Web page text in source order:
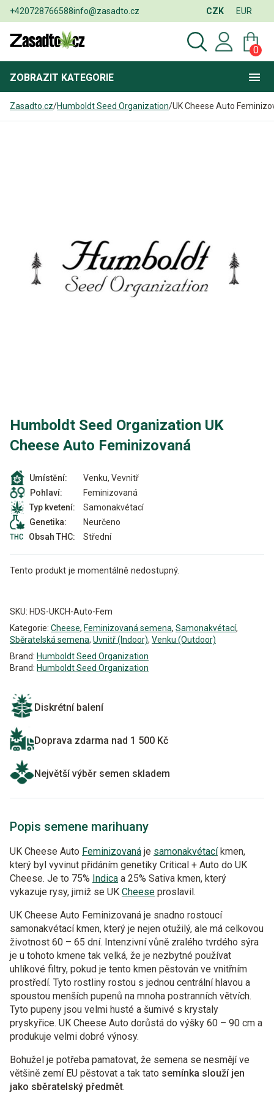
+420728766588info@zasadto.cz CZK EUR
0
ZOBRAZIT KATEGORIE
Zasadto.cz/Humboldt Seed Organization/UK Cheese Auto
Humboldt Seed Organization UK
Cheese Auto Feminizovaná
Umístění:
Venku, Vevnitř
Pohlaví:
Feminizovaná
Typ kvetení:
Samonakvétací
Genetika:
Neurčeno
Obsah THC:
Střední
Tento produkt je momentálně nedostupný.
SKU: HDS-UKCH-Auto-Fem
Kategorie: Cheese, Feminizovaná semena, Samonakvétací,
Sběratelská semena, Uvnitř (Indoor), Venku (Outdoor)
Brand: Humboldt Seed Organization
Brand: Humboldt Seed Organization
Diskrétní balení
Doprava zdarma nad 1 500 Kč
Největší výběr semen skladem
Popis semene marihuany
UK Cheese Auto Feminizovaná je samonakvétacíkmen,
který byl vyvinut přidáním genetiky Critical + Auto do UK
Cheese. Je to 75% Indica a 25% Sativa kmen, který
vykazuje rysy, jimiž se UK Cheese proslavil.
UK Cheese Auto Feminizovaná je snadno rostoucí
samonakvétací kmen, který je nejen otužilý, ale má celkovou
životnost 60 – 65 dní. Intenzivní vůně zralého tvrdého sýra
je u tohoto kmene tak velká, že je nezbytné používat
uhlíkové filtry, pokud je tento kmen pěstován ve vnitřním
prostředí. Tyto rostliny rostou s jednou centrální hlavou a
spoustou menších pupenů na mnoha postranních větvích.
Tyto pupeny jsou velmi husté a šumivé s krystaly
pryskyřice. UK Cheese Auto dorůstá do výšky 60 – 90 cm a
produkuje velmi dobré výnosy.
Bohužel je potřeba pamatovat, že semena se nesmějí ve
většině zemí EU pěstovat a tak tato semínka slouží jen
jako sběratelský předmět.